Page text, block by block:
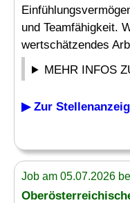
und Teamfähigkeit.
wertschätzendes
MEHR INFOS
▶ Zur
Job am 05.07.2026